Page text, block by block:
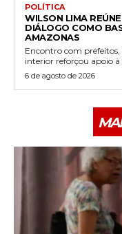
POLÍTICA
WILSON LIMA
DIÁLOGO COMO
AMAZONAS
Encontro com prefeitos,
interior reforçou apoio à
6 de agosto de 2026